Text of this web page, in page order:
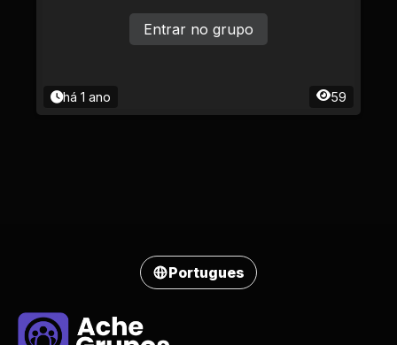
há 1 ano 59
Entrar no grupo
Portugues